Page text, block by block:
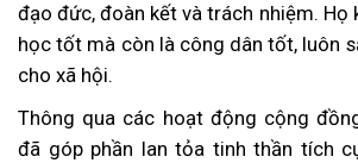
đạo đức, đoàn kết và trách nhiệm. Họ
học tốt mà còn là công dân tốt, luôn
cho xã hội.
Thông qua các hoạt động cộng
đã góp phần lan tỏa tinh thần tích